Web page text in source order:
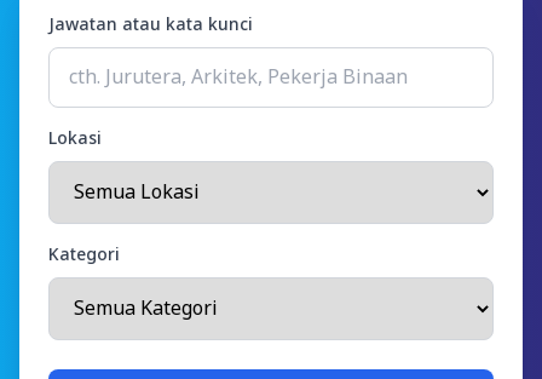
Jawatan atau kata kunci
Lokasi
Kategori